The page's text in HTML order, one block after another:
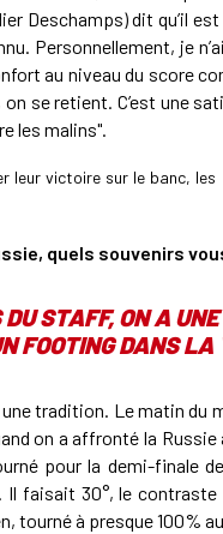
Deschamps) dit qu’il
Personnellement, je
au niveau du score
se retient. C’est une
les malins".
leur victoire sur le banc,
quels souvenirs
STAFF, ON A
FOOTING DANS LA
tradition. Le matin
on a affronté la
pour la demi-finale
Il faisait 30°, le
tourné à presque 100%